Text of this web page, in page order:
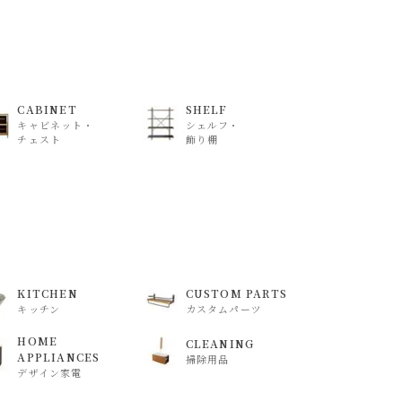
CABINET
キャビネット・
チェスト
SHELF
シェルフ・
飾り棚
KITCHEN
キッチン
CUSTOM PARTS
カスタムパーツ
HOME
APPLIANCES
デザイン家電
CLEANING
掃除用品